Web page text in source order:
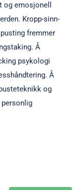
emosjonell
Kropp-sinn-
fremmer
Å
psykologi
Å
og